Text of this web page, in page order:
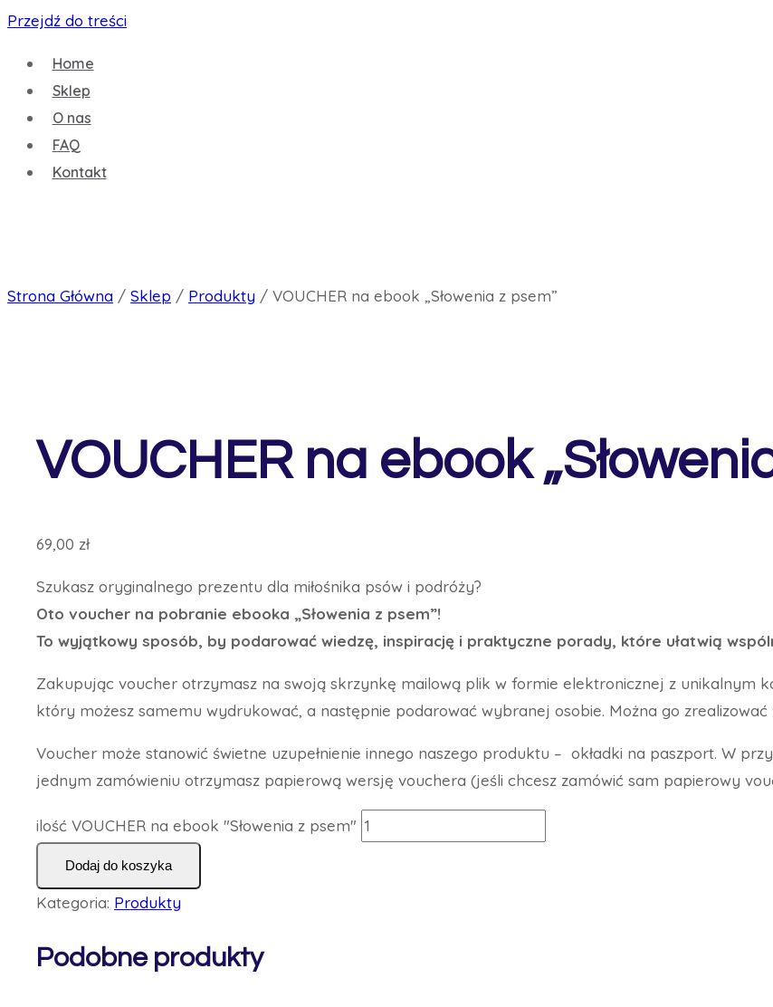
Przejdź do treści
Home
Sklep
O nas
FAQ
Kontakt
Strona Główna / Sklep / Produkty / VOUCHER na ebook „Słowenia z psem”
VOUCHER na ebook
69,00 zł
Szukasz oryginalnego prezentu dla miłośnika psów i podróży?
Oto voucher na pobranie ebooka „Słowenia z psem”!
To wyjątkowy sposób, by podarować wiedzę, inspirację i praktyczne porady, które ułatwią
Zakupując voucher otrzymasz na swoją skrzynkę mailową plik w formie elektronicznej z unikalnym
który możesz samemu wydrukować, a następnie podarować wybranej osobie. Można go
Voucher może stanowić świetne uzupełnienie innego naszego produktu – okładki na paszport. W
jednym zamówieniu otrzymasz papierową wersję vouchera (jeśli chcesz zamówić sam papierowy
ilość VOUCHER na ebook "Słowenia z psem"
Dodaj do koszyka
Kategoria: Produkty
Podobne produkty